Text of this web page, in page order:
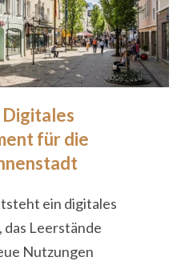
Digitales
für die
ein digitales
das Leerstände
Nutzungen